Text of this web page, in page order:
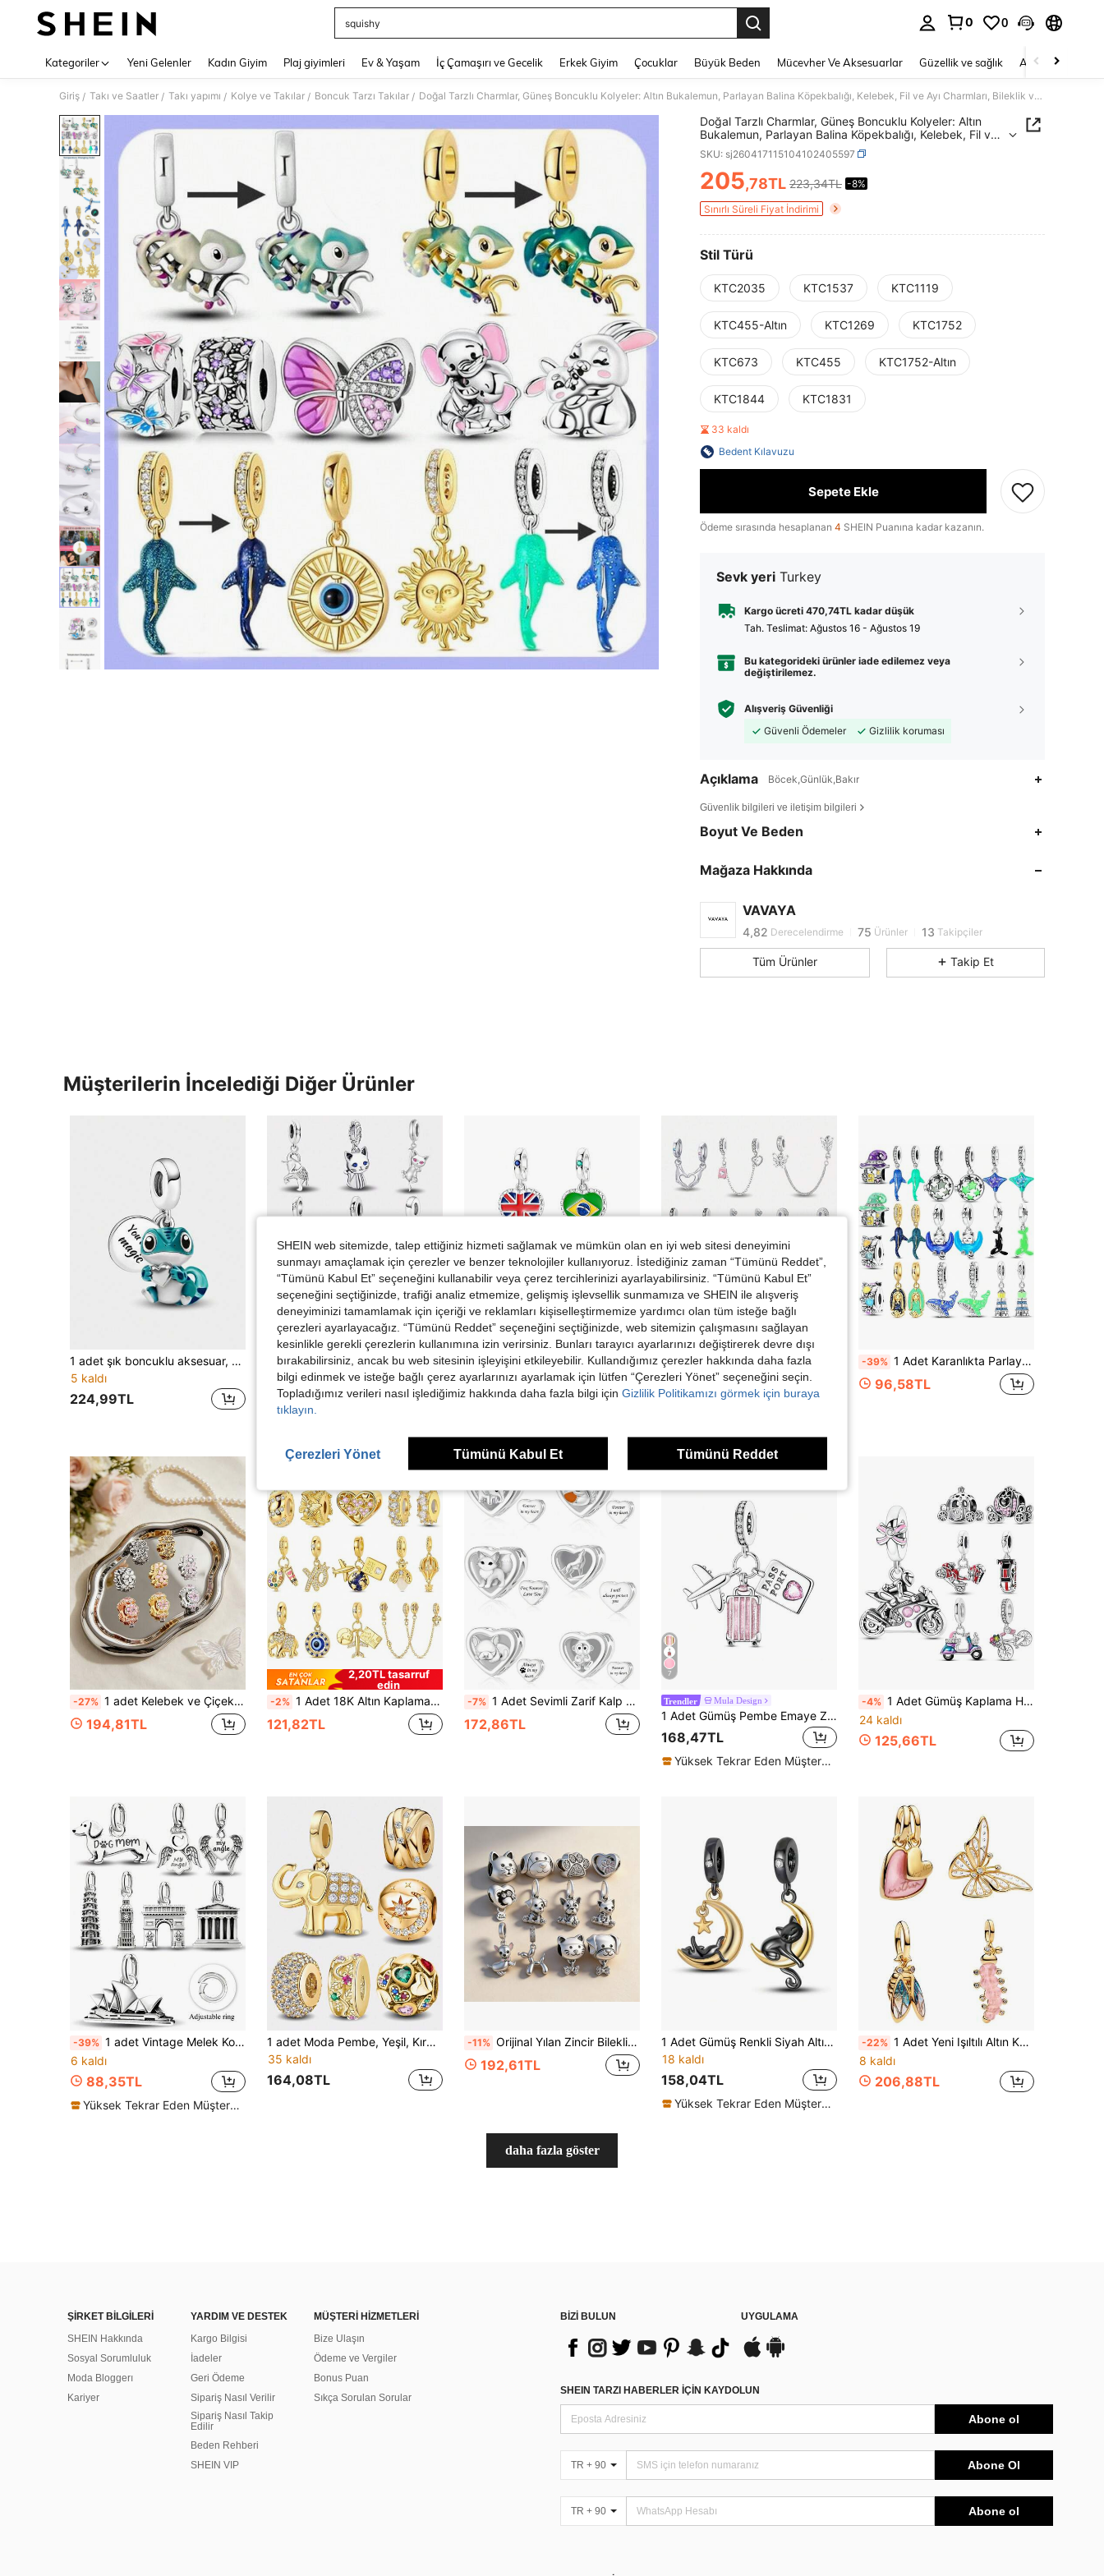
squishy
0 0
Kategoriler Yeni Gelenler Kadın Giyim Plaj giyimleri Ev & Yaşam İç Çamaşırı ve Gecelik Erkek Giyim Çocuklar Büyük Beden Mücevher Ve Aksesuarlar Güzellik ve sağlık Ayakkabı
Giriş / Takı ve Saatler / Takı yapımı / Kolye ve Takılar / Boncuk Tarzı Takılar / Doğal Tarzlı Charmlar, Güneş Boncuklu Kolyeler: Altın Bukalemun, Parlayan Balina Köpekbalığı, Kelebek, Fil ve Ayı Charmları, Bileklik ve Kolyeye Uygun
Doğal Tarzlı Charmlar, Güneş Boncuklu Kolyeler: Altın
Bukalemun, Parlayan Balina Köpekbalığı, Kelebek, Fil ve
Ayı Charmları, Bileklik ve Kolyeye Uygun
SKU: sj260417115104102405597
PRICE AND AVAILABILITY
205,78TL 223,34TL -8%
Sınırlı Süreli Fiyat İndirimi
Stil Türü
KTC2035 KTC1537 KTC1119
KTC455-Altın KTC1269 KTC1752
KTC673 KTC455 KTC1752-Altın
KTC1844 KTC1831
33 kaldı
Bedent Kılavuzu
Sepete Ekle
Ödeme sırasında hesaplanan 4 SHEIN Puanına kadar kazanın.
Sevk yeri Turkey
Kargo ücreti 470,74TL kadar düşük
Tah. Teslimat: Ağustos 16 - Ağustos 19
Bu kategorideki ürünler iade edilemez veya
değiştirilemez.
Alışveriş Güvenliği
Güvenli Ödemeler
Gizlilik koruması
Açıklama Böcek,Günlük,Bakır
Güvenlik bilgileri ve iletişim bilgileri
Boyut Ve Beden
Mağaza Hakkında
VAVAYA
4,82
4,82
c***a
4,82 Derecelendirme 75 Ürünler 13 Takipçiler
4,82
Tüm Ürünler Takip Et
Müşterilerin İncelediği Diğer Ürünler
1 adet şık boncuklu aksesuar, kadın bileklik/bilezik yapımı için uygundur, ayrıca günlük kullanımda da süs olarak kullanılabilir, kız çocukları için idealdir.
5 kaldı
224,99TL
-9% 1 Adet Nar Kırmızısı Taşlı Köpek Kolye Ucu, Kadın Bileklik ve Kelepçe İçin Uygun, DIY Takı Yapımı, Günlük Kombinlere Uygun, Kız Çocuk Takı Süslemesi İçin
152,55TL
-24% 1 Adet Platin Kaplama Dünya Seyahat Avrupa Bayrakları Desenli Evrensel Toka Charm, DIY Takı Yapımı İçin Bilekliğe Uygun, Kadın Takı Hediyesi İçin İdeal Seçim
132,80TL
4,39TL tasarruf
edin
-3% 1 adet 925 Ayar Gümüş Çok Renkli Dekoratif Güvenlik Zinciri, Kadınlar İçin Kendin Yap Bileklik Takı Yapımına Uygun
170,11TL
-39% 1 Adet Karanlıkta Parlayan Seri Sihirli Şapka Ateşböceği Balina Köpekbalığı Melek Katil Balina İçi Boş Yıldız Emaye Kolye Ucu Charm Boncuk, Kadınlar İçin Bileklik ve Kolye DIY Takı Yapımı, Benzersiz Kız Hediyesi
96,58TL
-27% 1 adet Kelebek ve Çiçek Motifli Ara Boncuk, Kendin Yap Yılan Zincir Bileklik ve Kolye Yapımı İçin Uygun, 925 Ayar Gümüş Takı Yapımı, Kadınlar ve Kızlar İçin Hediye
194,81TL
2,20TL tasarruf
edin
-2% 1 Adet 18K Altın Kaplama Uçak, Kalp, Palet, Nazar Boncuğu, Ateş Böceği ve Kelebek Charmlı Bileklik, DIY Takı Yapımı İçin, Kadın Takı Hediyesi İçin İdeal Seçim
121,82TL
-7% 1 Adet Sevimli Zarif Kalp Hayvan Boncuklu Kolye Ucu Fil, Sincap, Tilki, Fransız Bulldog, Maymun, Kurt DIY Bileklik Ayırıcı Boncuklar Kazınmış Anı Gümüş Takı Boncukları Çok Amaçlı Bileklik Kolye Aksesuarları Şifalı Hayvan Hediyesi
172,86TL
7
Trendler Mula Design
1 Adet Gümüş Pembe Emaye Zirkon Taşlı Dünya Seyahat Bagajı Uçak Pasaport Kolye Ucu Charm, Yılan Zincir Bileklik ve Kolye Boncuk Dizimi İçin Uygun, DIY Takı Yapımı İçin Kullanılabilir
168,47TL
Yüksek Tekrar Eden Müşteriler
-4% 1 Adet Gümüş Kaplama Havalı Motosiklet Balkabağı Arabası Bisiklet Serisi Kolye Ucu Boncuk, Bileklik ve Kolye DIY Takı Yapımı İçin Uygun, Kadın Günlük Takı Aksesuarları İçin İdeal Seçim - Doğum Günü Hediyesi
24 kaldı
125,66TL
-39% 1 adet Vintage Melek Kolye Ucu, Kadın Bileklik/Bilezik Yapımı ve Günlük Dekorasyon İçin Uygun, Kız Çocuk Aksesuarı
6 kaldı
88,35TL
Yüksek Tekrar Eden Müşteriler
1 adet Moda Pembe, Yeşil, Kırmızı, Mavi Kalp Zirkon Taşlı Kolye Ucu, Kadın Bileklik, Bilezik Yapımı ve Günlük Aksesuarlar için Uygun, Kız Çocukları için Uygun
35 kaldı
164,08TL
-11% Orijinal Yılan Zincir Bileklik ve Kolye İçin Sevimli Evcil Köpek ve Kedi Patisi Charm Boncuklar, DIY 925 Ayar Gümüş Takı Yapımı, Kadın Takısı, Kızlar ve Kız Çocukları İçin Hediye
192,61TL
1 Adet Gümüş Renkli Siyah Altın Yıldız Ay Desenli Evcil Kedi İyi Geceler Kolye Ucu Charm, Bileklik, Kelepçe, Kolye ve Boncuklar İçin, DIY Takı Yapımı
18 kaldı
158,04TL
Yüksek Tekrar Eden Müşteriler
-22% 1 Adet Yeni Işıltılı Altın Kaplama Kalp Kelebek Böcek Charm Boncuk, Orijinal Yılan Bileklik ve Kolye Boncuklarına Uygun, DIY 925 Gümüş Takı, Kadın Hediyesi
8 kaldı
206,88TL
daha fazla göster
ŞİRKET BİLGİLERİ
SHEIN Hakkında
Sosyal Sorumluluk
Moda Bloggerı
Kariyer
YARDIM VE DESTEK
Kargo Bilgisi
İadeler
Geri Ödeme
Sipariş Nasıl Verilir
Sipariş Nasıl Takip
Edilir
Beden Rehberi
SHEIN VIP
MÜŞTERİ HİZMETLERİ
Bize Ulaşın
Ödeme ve Vergiler
Bonus Puan
Sıkça Sorulan Sorular
BİZİ BULUN UYGULAMA
SHEIN TARZI HABERLER IÇIN KAYDOLUN
Abone ol
TR + 90 Abone Ol
TR + 90 Abone ol
SHEIN web sitemizde, talep ettiğiniz hizmeti sağlamak ve mümkün olan en iyi web sitesi deneyimini
sunmayı amaçlamak için çerezler ve benzer teknolojiler kullanıyoruz. İstediğiniz zaman “Tümünü Reddet”,
“Tümünü Kabul Et” seçeneğini kullanabilir veya çerez tercihlerinizi ayarlayabilirsiniz. “Tümünü Kabul Et”
seçeneğini seçtiğinizde, trafiği analiz etmemize, gelişmiş işlevsellik sunmamıza ve SHEIN ile alışveriş
deneyiminizi tamamlamak için içeriği ve reklamları kişiselleştirmemize yardımcı olan tüm isteğe bağlı
çerezleri ayarlayacağız. “Tümünü Reddet” seçeneğini seçtiğinizde, web sitemizin çalışmasını sağlayan
kesinlikle gerekli çerezlerin kullanımına izin verirsiniz. Bunları tarayıcı ayarlarınızı değiştirerek devre dışı
bırakabilirsiniz, ancak bu web sitesinin işleyişini etkileyebilir. Kullandığımız çerezler hakkında daha fazla
bilgi edinmek ve isteğe bağlı çerez ayarlarınızı ayarlamak için lütfen “Çerezleri Yönet” seçeneğini seçin.
Topladığımız verileri nasıl işlediğimiz hakkında daha fazla bilgi için Gizlilik Politikamızı görmek için buraya
tıklayın.
Çerezleri Yönet Tümünü Kabul Et Tümünü Reddet